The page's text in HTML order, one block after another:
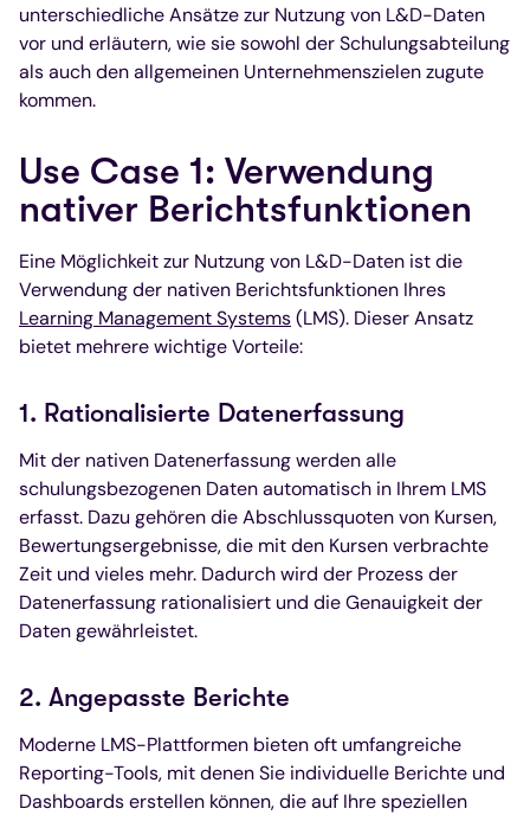
unterschiedliche Ansätze zur Nutzung von L&D-Daten
vor und erläutern, wie sie sowohl der Schulungsabteilung
als auch den allgemeinen Unternehmenszielen zugute
kommen.
Use Case 1: Verwendung
nativer Berichtsfunktionen
Eine Möglichkeit zur Nutzung von L&D-Daten ist die
Verwendung der nativen Berichtsfunktionen Ihres
Learning Management Systems(LMS). Dieser Ansatz
bietet mehrere wichtige Vorteile:
1. Rationalisierte Datenerfassung
Mit der nativen Datenerfassung werden alle
schulungsbezogenen Daten automatisch in Ihrem LMS
erfasst. Dazu gehören die Abschlussquoten von Kursen,
Bewertungsergebnisse, die mit den Kursen verbrachte
Zeit und vieles mehr. Dadurch wird der Prozess der
Datenerfassung rationalisiert und die Genauigkeit der
Daten gewährleistet.
2. Angepasste Berichte
Moderne LMS-Plattformen bieten oft umfangreiche
Reporting-Tools, mit denen Sie individuelle Berichte und
Dashboards erstellen können, die auf Ihre speziellen